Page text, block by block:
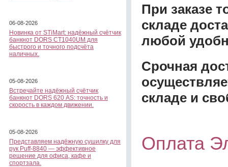
06-08-2026
Новинка от STiMart: надёжный счётчик
банкнот DORS CT1040UM для
быстрого и точного подсчёта
наличных.
05-08-2026
Встречайте надёжный счётчик
банкнот DORS 620 АS: точность и
скорость в каждом движении.
05-08-2026
Представляем надёжную сушилку для
рук Puff-8840 — эффективное
решение для офиса, кафе и
спортзала.
При заказе
складе
любой
Срочная
складе и
Оплата